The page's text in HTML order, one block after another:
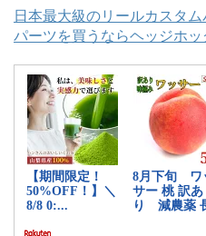
日本最大級のリールカスタ
パーツを買うならヘッジホッ